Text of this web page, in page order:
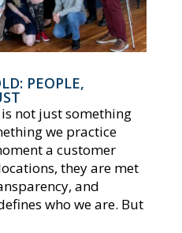
PEOPLE,
not just something
we practice
a customer
they are met
and
who we are. But